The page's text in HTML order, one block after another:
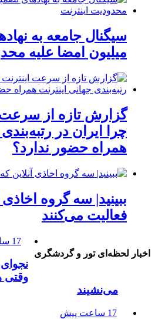
سیگنال جامعه به
میلیون امضا علیه
گزارش تازه از
چرا ایران در
همراه حضور ندارد؟
ببینید| سه گروه
فعالیت می‌کنند
اخبار لحظه‌ای تور و گردشگری
17 ساعت پیش
وقتی
می‌نشیند
17 ساعت پیش